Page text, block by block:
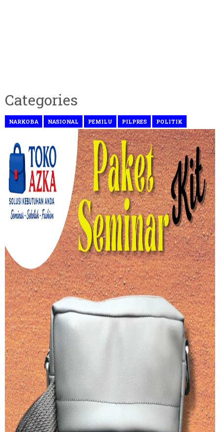
Categories
NARKOBA NASIONAL PEMILU PILPRES POLITIK